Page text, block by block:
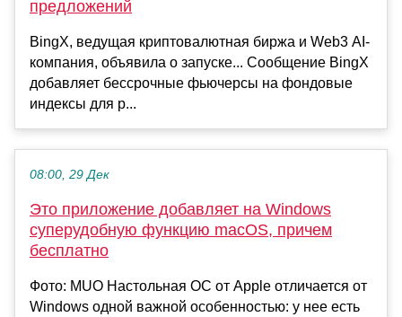
предложений
BingX, ведущая криптовалютная биржа и Web3 AI-
компания, объявила о запуске... Сообщение BingX
добавляет бессрочные фьючерсы на фондовые
индексы для р...
08:00, 29 Дек
Это приложение добавляет на Windows
суперудобную функцию macOS, причем
бесплатно
Фото: MUO Настольная ОС от Apple отличается от
Windows одной важной особенностью: у нее есть